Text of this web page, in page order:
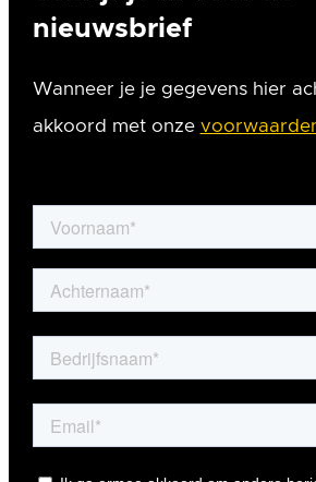
nieuwsbrief
Wanneer je je gegevens hier
akkoord met onze